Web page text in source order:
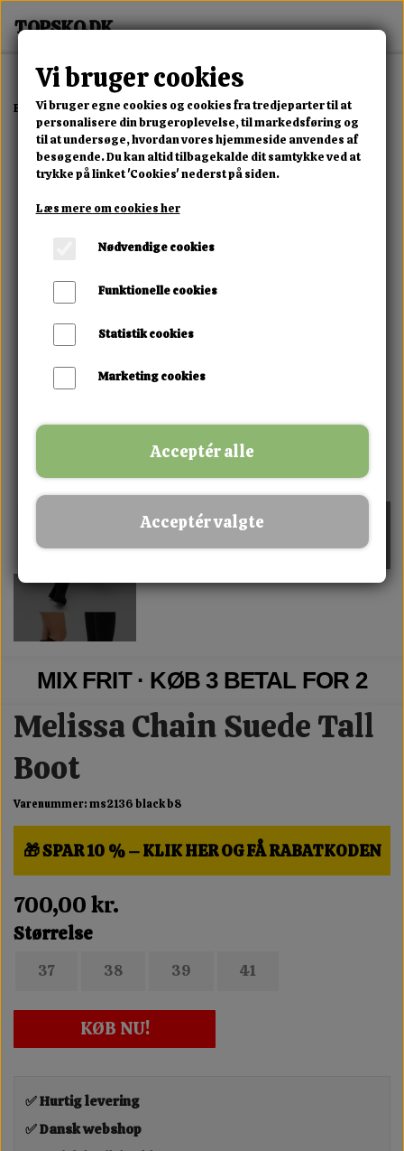
Forside Dame Alle Damesko Melissa Chain Suede Tall Boot
MIX FRIT · KØB 3 BETAL FOR 2
Melissa Chain Suede Tall
Boot
Varenummer: ms2136 black b8
🎁 SPAR 10 % – KLIK HER OG FÅ RABATKODEN
700,00 kr.
Størrelse
37 38 39 41
KØB NU!
✅ Hurtig levering
✅ Dansk webshop
Vi bruger cookies
Vi bruger egne cookies og cookies fra tredjeparter til at
personalisere din brugeroplevelse, til markedsføring og
til at undersøge, hvordan vores hjemmeside anvendes af
besøgende. Du kan altid tilbagekalde dit samtykke ved at
trykke på linket 'Cookies' nederst på siden.
Læs mere om cookies her
Nødvendige cookies
Funktionelle cookies
Statistik cookies
Marketing cookies
Acceptér alle
Acceptér valgte